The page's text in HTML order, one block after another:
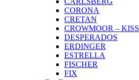
CORONA
CRETAN
CROWMOOR – KISS
DESPERADOS
ERDINGER
ESTRELLA
FISCHER
FIX